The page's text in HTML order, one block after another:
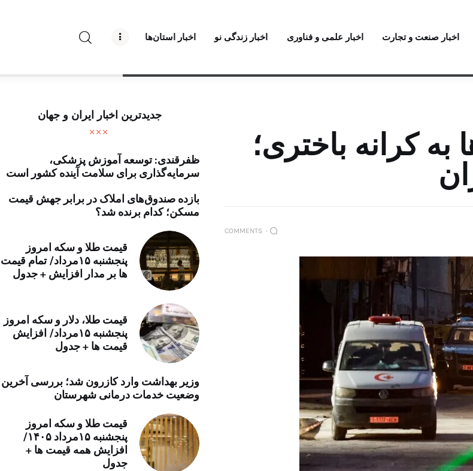
اخبار صنعت و تجارت اخبار علمی و فناوری اخبار زندگی نو اخبار استان‌ها
درباره راه‌ نو نیوز
تبلیغات راه نو نیوز
آوین دیلی
پایگاه خبری آبان
خرید موتور ایمپلنت
کرانه باختری؛
۰ COMMENTS
جدیدترین اخبار ایران و جهان
ظفرقندی: توسعه آموزش پزشکی،
سرمایه‌گذاری برای سلامت آینده کشور است
بازده صندوق‌های املاک در برابر جهش قیمت
مسکن؛ کدام برنده شد؟
قیمت طلا و سکه امروز
پنجشنبه ۱۵مرداد/ تمام قیمت
ها بر مدار افزایش + جدول
قیمت طلا، دلار و سکه امروز
پنجشنبه ۱۵مرداد/ افزایش
قیمت ها + جدول
وزیر بهداشت وارد کازرون شد؛ بررسی آخرین
وضعیت خدمات درمانی شهرستان
قیمت طلا و سکه امروز
پنجشنبه ۱۵مرداد ۱۴۰۵/
افزایش همه قیمت ها +
جدول